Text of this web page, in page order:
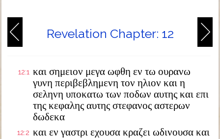
Revelation Chapter: 12
12:1 και σημειον μεγα ωφθη εν τω ουρανω
γυνη περιβεβλημενη τον ηλιον και η
σεληνη υποκατω των ποδων αυτης και επι
της κεφαλης αυτης στεφανος αστερων
δωδεκα
12:2 και εν γαστρι εχουσα κραζει ωδινουσα και